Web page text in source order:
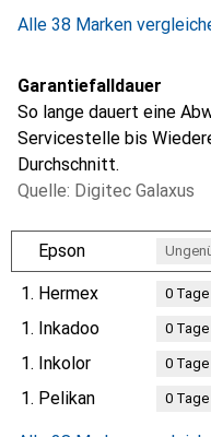
Alle 38 Marken
Garantiefalldauer
So lange dauert eine
Servicestelle bis
Durchschnitt.
Quelle: Digitec Galaxus
Epson
1. Hermex 0Tage
1. Inkadoo 0Tage
1. Inkolor 0Tage
1. Pelikan 0Tage